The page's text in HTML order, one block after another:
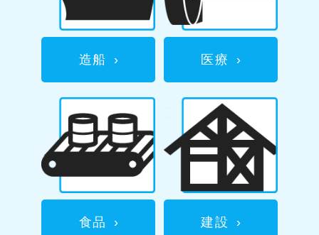
造船 › 医療 ›
食品 › 建設 ›